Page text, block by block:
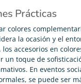
Prácticas
colores
la ocasión y el
los accesorios en
un toque de
En eventos
se puede ser